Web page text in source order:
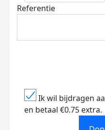
Referentie
Ik wil bijdragen
en betaal €0.75 extra.